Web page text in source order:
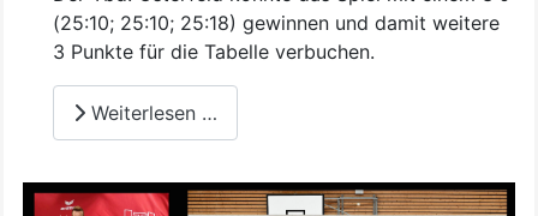
(25:10; 25:10; 25:18) gewinnen und damit weitere
3 Punkte für die Tabelle verbuchen.
Weiterlesen …